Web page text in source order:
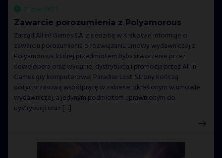
21 mar 2023
Zawarcie porozumienia z Polyamorous
Zarząd All in! Games S.A. z siedzibą w Krakowie informuje o
zawarciu porozumienia o rozwiązaniu umowy wydawniczej z
Polyamorous, której przedmiotem było stworzenie przez
dewelopera oraz wydanie, dystrybucja i promocja przez All in!
Games gry komputerowej Paradise Lost. Strony kończą
dotychczasową współpracę w zakresie określonym w umowie
wydawniczej, a jedynym podmiotem uprawnionym do
dystrybucji oraz […]